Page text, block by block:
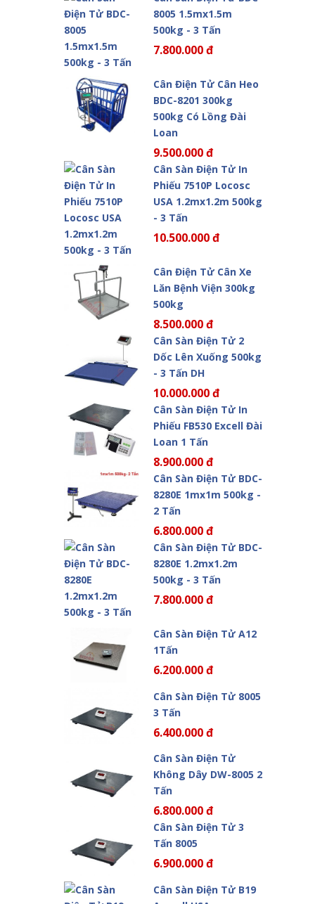
8005 1.5mx1.5m
500kg - 3 Tấn
7.800.000 đ
Cân Điện Tử Cân Heo
BDC-8201 300kg
500kg Có Lồng Đài
Loan
9.500.000 đ
Cân Sàn Điện Tử In
Phiếu 7510P Locosc
USA 1.2mx1.2m 500kg
- 3 Tấn
10.500.000 đ
Cân Điện Tử Cân Xe
Lăn Bệnh Viện 300kg
500kg
8.500.000 đ
Cân Sàn Điện Tử 2
Dốc Lên Xuống 500kg
- 3 Tấn DH
10.000.000 đ
Cân Sàn Điện Tử In
Phiếu FB530 Excell Đài
Loan 1 Tấn
8.900.000 đ
Cân Sàn Điện Tử BDC-
8280E 1mx1m 500kg -
2 Tấn
6.800.000 đ
Cân Sàn Điện Tử BDC-
8280E 1.2mx1.2m
500kg - 3 Tấn
7.800.000 đ
Cân Sàn Điện Tử A12
1Tấn
6.200.000 đ
Cân Sàn Điện Tử 8005
3 Tấn
6.400.000 đ
Cân Sàn Điện Tử
Không Dây DW-8005 2
Tấn
6.800.000 đ
Cân Sàn Điện Tử 3
Tấn 8005
6.900.000 đ
Cân Sàn Điện Tử B19